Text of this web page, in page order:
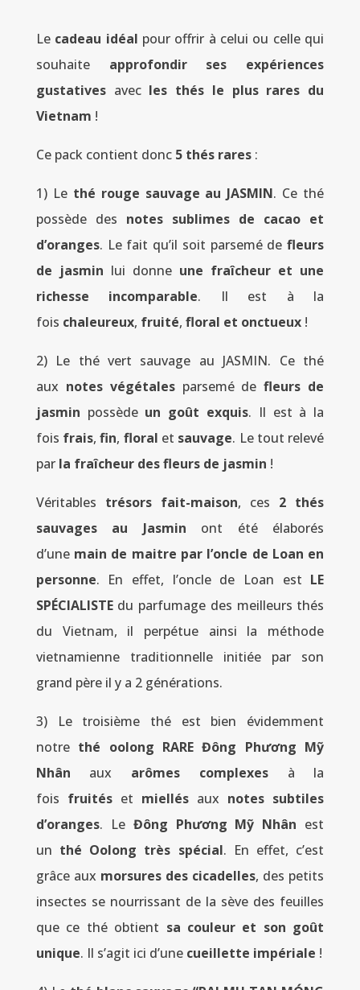
Le cadeau idéal pour offrir à celui ou celle qui
souhaite
approfondir ses expériences
gustatives avec les thés le plus rares du
Vietnam !
Ce pack contient donc 5 thés rares :
1) Le thé rouge sauvage au JASMIN. Ce thé
possède des notes sublimes de cacao et
d’oranges. Le fait qu’il soit parsemé de fleurs
de jasmin lui donne une fraîcheur et une
richesse incomparable. Il est à la
fois chaleureux, fruité, floral et onctueux !
2) Le thé vert sauvage au JASMIN. Ce thé
aux notes végétales parsemé de fleurs de
jasmin possède un goût exquis. Il est à la
fois frais, fin, floral et sauvage. Le tout relevé
par la fraîcheur des fleurs de jasmin !
Véritables trésors fait-maison, ces 2 thés
sauvages au Jasmin
ont été élaborés
d’une main de maitre par l’oncle de Loan en
personne. En effet, l’oncle de Loan est LE
SPÉCIALISTE du parfumage des meilleurs thés
du Vietnam, il perpétue ainsi la méthode
vietnamienne traditionnelle initiée par son
grand père il y a 2 générations.
3) Le troisième thé est bien évidemment
notre thé oolong RARE Đông Phương Mỹ
Nhân
aux arômes complexes
à la
fois fruités et miellés aux notes subtiles
d’oranges. Le Đông Phương Mỹ Nhân est
un thé Oolong très spécial. En effet, c’est
grâce aux morsures des cicadelles, des petits
insectes se nourrissant de la sève des feuilles
que ce thé obtient sa couleur et son goût
unique. Il s’agit ici d’une cueillette impériale !